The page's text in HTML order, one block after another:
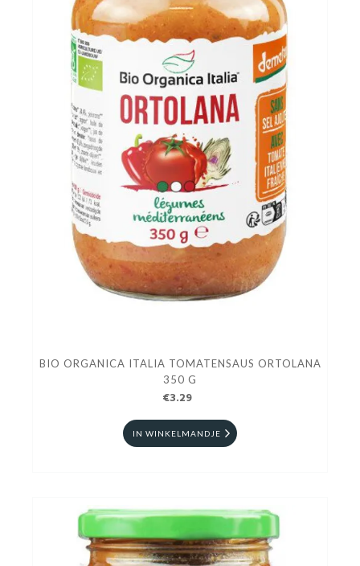
BIO ORGANICA ITALIA TOMATENSAUS ORTOLANA
350 G
€3.29
IN WINKELMANDJE